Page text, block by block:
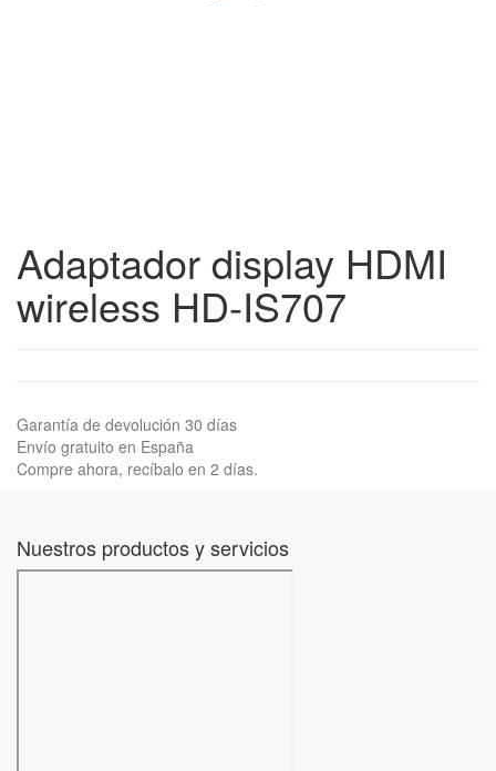
Adaptador display HDMI
wireless HD-IS707
Garantía de devolución 30 días
Envío gratuito en España
Compre ahora, recíbalo en 2 días.
Nuestros productos y servicios